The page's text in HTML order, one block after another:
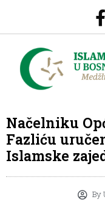
Načelniku
Fazliću
Islamske
By